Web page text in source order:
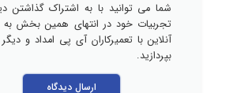
شما می توانید با به اشتراک گذاشتن
تجربیات خود در انتهای همین بخش به
آنلاین با تعمیرکاران آی پی امداد و دیگر
بپردازید.
ارسال دیدگاه